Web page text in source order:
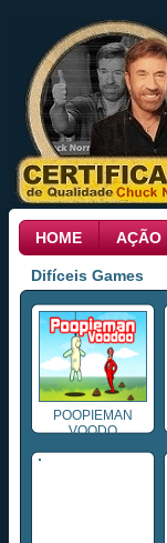
HOME AÇÃO
Difíceis Games
POOPIEMAN
VOODO